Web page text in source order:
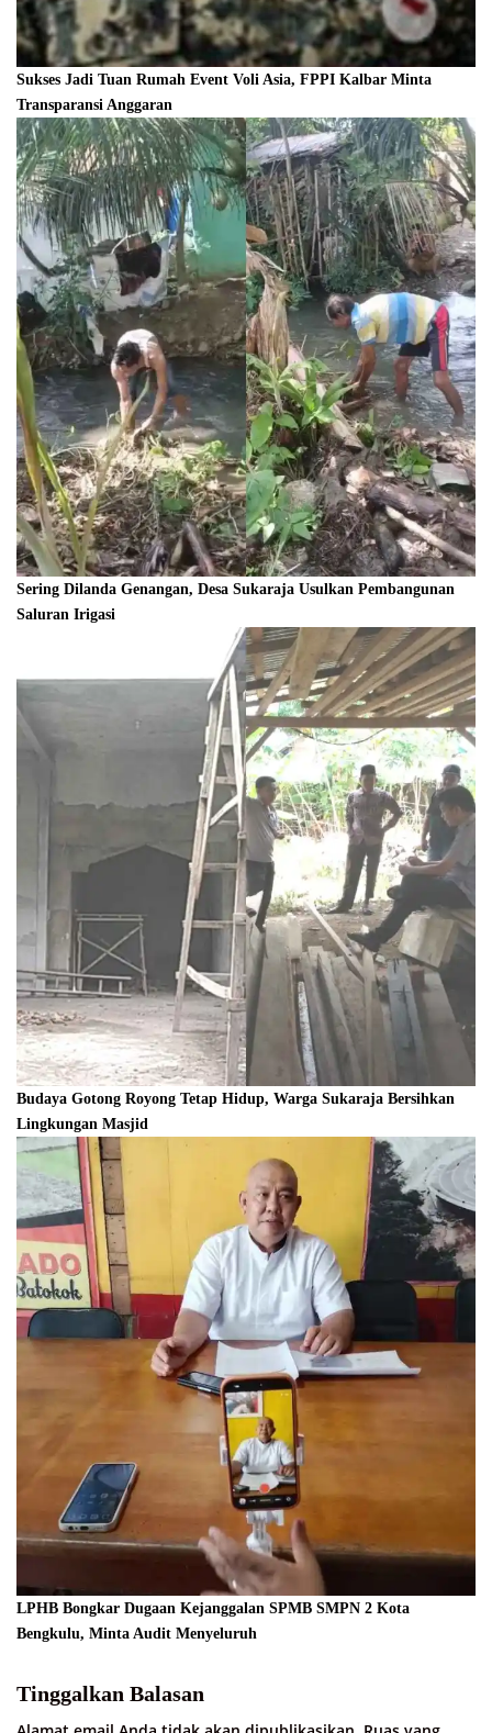
Sukses Jadi Tuan Rumah Event Voli Asia, FPPI Kalbar Minta
Transparansi Anggaran
Sering Dilanda Genangan, Desa Sukaraja Usulkan Pembangunan
Saluran Irigasi
Budaya Gotong Royong Tetap Hidup, Warga Sukaraja Bersihkan
Lingkungan Masjid
LPHB Bongkar Dugaan Kejanggalan SPMB SMPN 2 Kota
Bengkulu, Minta Audit Menyeluruh
Tinggalkan Balasan